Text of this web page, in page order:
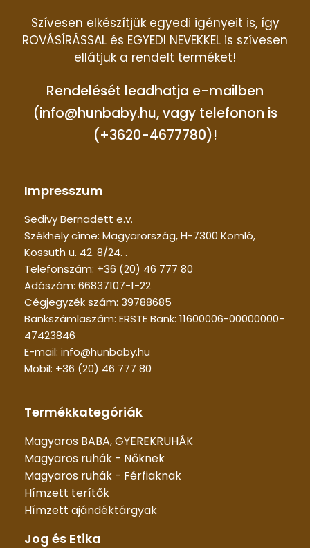
Szívesen elkészítjük egyedi igényeit is, így
ROVÁSÍRÁSSAL és EGYEDI NEVEKKEL is szívesen
ellátjuk a rendelt terméket!
Rendelését leadhatja e-mailben
(info@hunbaby.hu, vagy telefonon is
(+3620-4677780)!
Impresszum
Sedivy Bernadett e.v.
Székhely címe: Magyarország, H-7300 Komló,
Kossuth u. 42. 8/24. .
Telefonszám: +36 (20) 46 777 80
Adószám: 66837107-1-22
Cégjegyzék szám: 39788685
Bankszámlaszám: ERSTE Bank: 11600006-00000000-
47423846
E-mail: info@hunbaby.hu
Mobil: +36 (20) 46 777 80
Termékkategóriák
Magyaros BABA, GYEREKRUHÁK
Magyaros ruhák - Nőknek
Magyaros ruhák - Férfiaknak
Hímzett terítők
Hímzett ajándéktárgyak
Jog és Etika